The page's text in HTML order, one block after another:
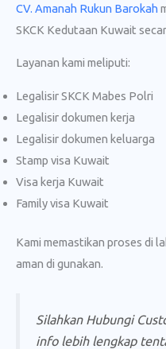
CV. Amanah Rukun Barokah
SKCK Kedutaan Kuwait
Layanan kami meliputi:
Legalisir SKCK Mabes Polri
Legalisir dokumen kerja
Legalisir dokumen keluarga
Stamp visa Kuwait
Visa kerja Kuwait
Family visa Kuwait
Kami memastikan proses di
aman di gunakan.
Silahkan Hubungi
info lebih lengkap